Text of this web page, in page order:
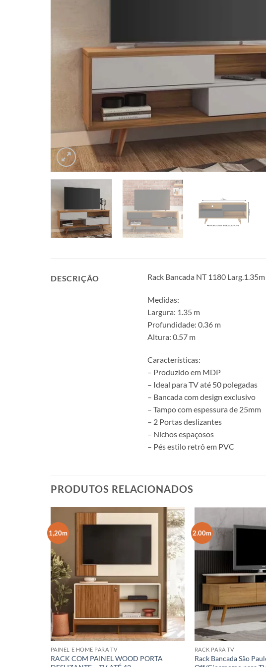
DESCRIÇÃO Rack Bancada NT 1180
Medidas:
Largura: 1.35 m
Profundidade: 0.36 m
Altura: 0.57 m
Características:
– Produzido em MDP
– Ideal para TV até 50 polegadas
– Bancada com design exclusivo
– Tampo com espessura de 25mm
– 2 Portas deslizantes
– Nichos espaçosos
– Pés estilo retrô em PVC
PRODUTOS RELACIONADOS
1,20m
PAINEL E HOME PARA TV
RACK COM PAINEL WOOD PORTA
2.00m
RACK PARA TV
Rack Bancada São